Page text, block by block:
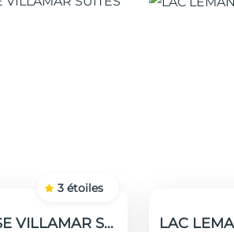
GUEST HOUSE VILLAMAR SUITES & VILLAS
3 étoiles
LAC